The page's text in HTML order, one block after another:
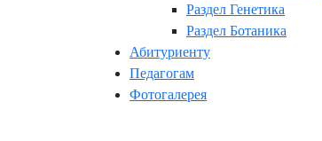
Раздел Генетика
Раздел Ботаника
Абитуриенту
Педагогам
Фотогалерея